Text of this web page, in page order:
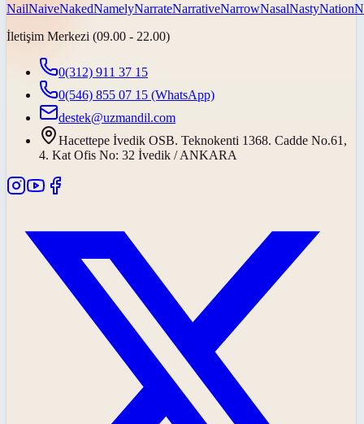
NailNaiveNakedNamelyNarrateNarrativeNarrowNasalNastyNation
İletişim Merkezi (09.00 - 22.00)
0(312) 911 37 15
0(546) 855 07 15 (WhatsApp)
destek@uzmandil.com
Hacettepe İvedik OSB. Teknokenti 1368. Cadde No.61,
4. Kat Ofis No: 32 İvedik / ANKARA